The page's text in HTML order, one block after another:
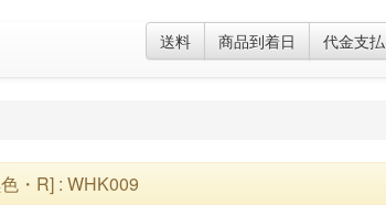
送料 商品到着日 代金支払
・R] : WHK009